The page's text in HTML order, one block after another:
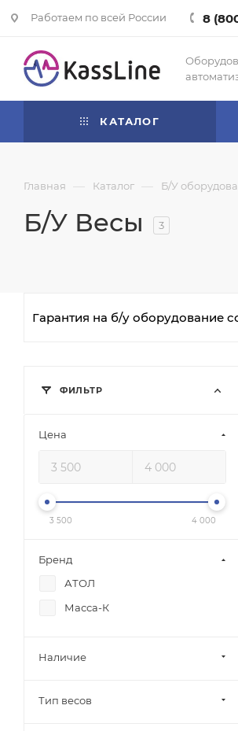
Работаем по всей России 8
КАТАЛОГ
Главная — Каталог — Б/У
Б/У Весы 3
Гарантия на б/у оборудование
ФИЛЬТР
Цена
3 500 4 000
Бренд
АТОЛ
Масса-К
Наличие
Тип весов